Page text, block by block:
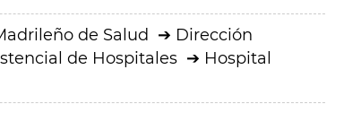
de Salud
Dirección
de Hospitales
Hospital